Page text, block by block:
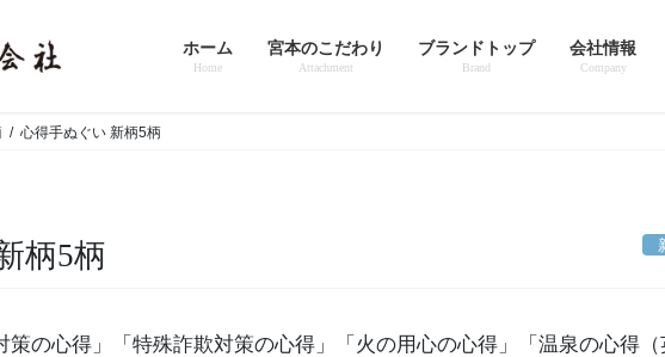
ホーム
Home
宮本のこだわり
Attachment
ブランドトップ
Brand
会社情報
Company
心得手ぬぐい 新柄5柄
柄5柄
策の心得」「特殊詐欺対策の心得」「火の用心の心得」「温泉の心得（